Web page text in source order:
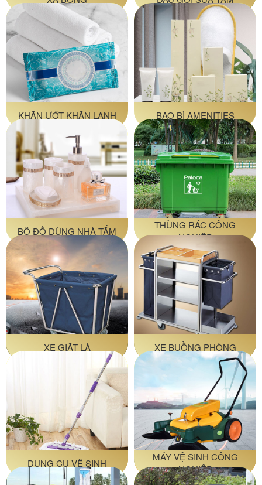
KHĂN ƯỚT KHĂN LẠNH BAO BÌ AMENITIES
BỘ ĐỒ DÙNG NHÀ TẮM
THÙNG RÁC CÔNG
NGHIỆP
XE GIẶT LÀ XE BUỒNG PHÒNG
DỤNG CỤ VỆ SINH
MÁY VỆ SINH CÔNG
NGHIỆP